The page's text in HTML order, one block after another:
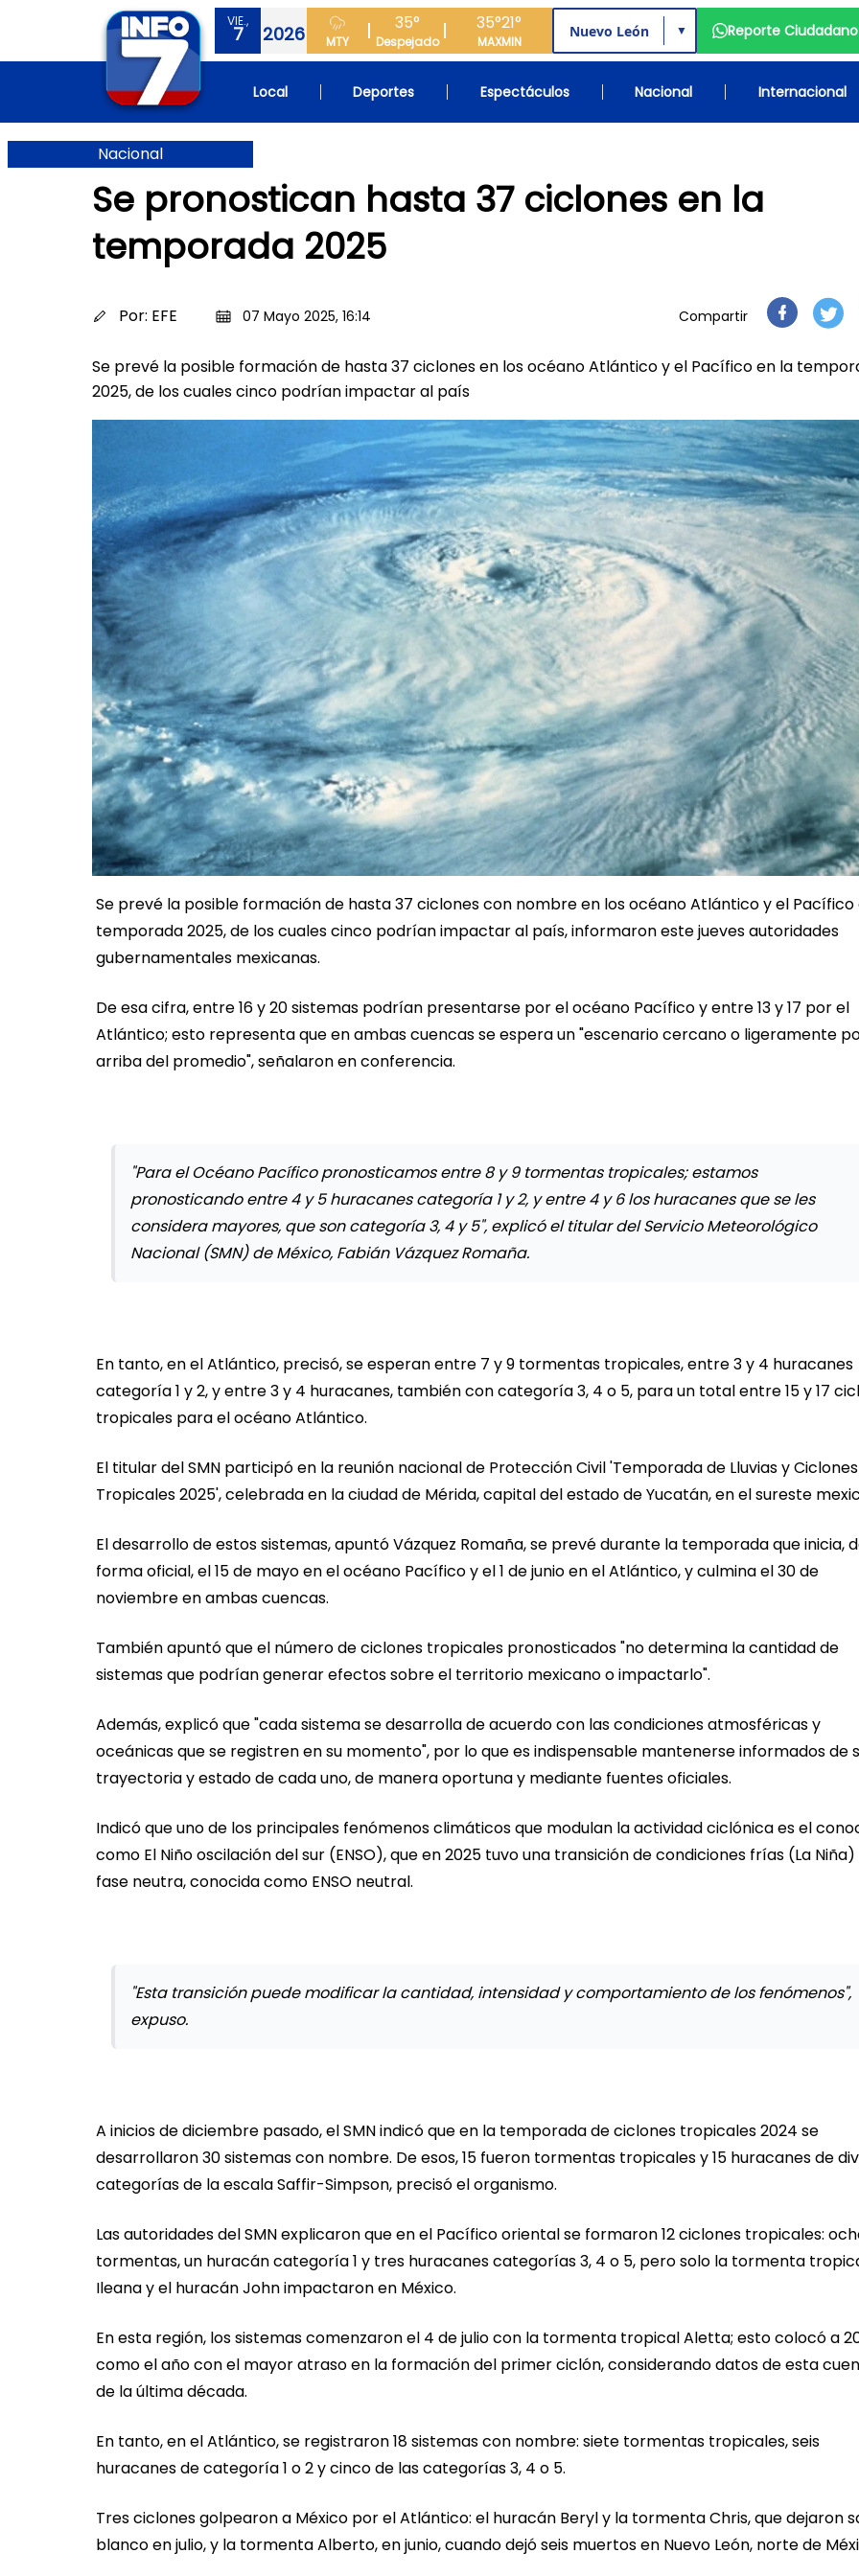
VIE.,
7 2026 MTY
35°
Despejado
35°
MAX
21°
MIN
▼ Reporte Ciudadano
Local Deportes Espectáculos Nacional Internacional
Nacional
Se pronostican hasta 37 ciclones en la
temporada 2025
Por: EFE 07 Mayo 2025, 16:14 Compartir
Se prevé la posible formación de hasta 37 ciclones en los océano Atlántico y el Pacífico en la
2025, de los cuales cinco podrían impactar al país
Se prevé la posible formación de hasta 37 ciclones con nombre en los océano Atlántico y el Pacífico
temporada 2025, de los cuales cinco podrían impactar al país, informaron este jueves autoridades
gubernamentales mexicanas.
De esa cifra, entre 16 y 20 sistemas podrían presentarse por el océano Pacífico y entre 13 y 17 por el
Atlántico; esto representa que en ambas cuencas se espera un "escenario cercano o ligeramente
arriba del promedio", señalaron en conferencia.
"Para el Océano Pacífico pronosticamos entre 8 y 9 tormentas tropicales; estamos
pronosticando entre 4 y 5 huracanes categoría 1 y 2, y entre 4 y 6 los huracanes que se les
considera mayores, que son categoría 3, 4 y 5", explicó el titular del Servicio Meteorológico
Nacional (SMN) de México, Fabián Vázquez Romaña.
En tanto, en el Atlántico, precisó, se esperan entre 7 y 9 tormentas tropicales, entre 3 y 4 huracanes
categoría 1 y 2, y entre 3 y 4 huracanes, también con categoría 3, 4 o 5, para un total entre 15 y 17
tropicales para el océano Atlántico.
El titular del SMN participó en la reunión nacional de Protección Civil 'Temporada de Lluvias y Ciclones
Tropicales 2025', celebrada en la ciudad de Mérida, capital del estado de Yucatán, en el sureste
El desarrollo de estos sistemas, apuntó Vázquez Romaña, se prevé durante la temporada que inicia,
forma oficial, el 15 de mayo en el océano Pacífico y el 1 de junio en el Atlántico, y culmina el 30 de
noviembre en ambas cuencas.
También apuntó que el número de ciclones tropicales pronosticados "no determina la cantidad de
sistemas que podrían generar efectos sobre el territorio mexicano o impactarlo".
Además, explicó que "cada sistema se desarrolla de acuerdo con las condiciones atmosféricas y
oceánicas que se registren en su momento", por lo que es indispensable mantenerse informados de
trayectoria y estado de cada uno, de manera oportuna y mediante fuentes oficiales.
Indicó que uno de los principales fenómenos climáticos que modulan la actividad ciclónica es el
como El Niño oscilación del sur (ENSO), que en 2025 tuvo una transición de condiciones frías (La Niña)
fase neutra, conocida como ENSO neutral.
"Esta transición puede modificar la cantidad, intensidad y comportamiento de los fenómenos",
expuso.
A inicios de diciembre pasado, el SMN indicó que en la temporada de ciclones tropicales 2024 se
desarrollaron 30 sistemas con nombre. De esos, 15 fueron tormentas tropicales y 15 huracanes de
categorías de la escala Saffir-Simpson, precisó el organismo.
Las autoridades del SMN explicaron que en el Pacífico oriental se formaron 12 ciclones tropicales:
tormentas, un huracán categoría 1 y tres huracanes categorías 3, 4 o 5, pero solo la tormenta
Ileana y el huracán John impactaron en México.
En esta región, los sistemas comenzaron el 4 de julio con la tormenta tropical Aletta; esto colocó a
como el año con el mayor atraso en la formación del primer ciclón, considerando datos de esta
de la última década.
En tanto, en el Atlántico, se registraron 18 sistemas con nombre: siete tormentas tropicales, seis
huracanes de categoría 1 o 2 y cinco de las categorías 3, 4 o 5.
Tres ciclones golpearon a México por el Atlántico: el huracán Beryl y la tormenta Chris, que dejaron
blanco en julio, y la tormenta Alberto, en junio, cuando dejó seis muertos en Nuevo León, norte de